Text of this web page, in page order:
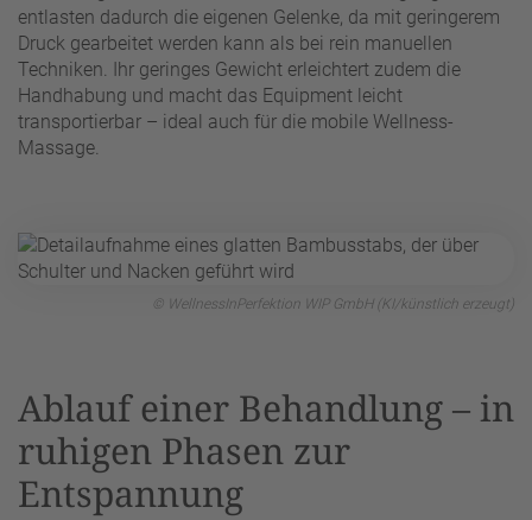
entlasten dadurch die eigenen Gelenke, da mit geringerem
Druck gearbeitet werden kann als bei rein manuellen
Techniken. Ihr geringes Gewicht erleichtert zudem die
Handhabung und macht das Equipment leicht
transportierbar – ideal auch für die mobile Wellness-
Massage.
© WellnessInPerfektion WIP GmbH (KI/künstlich erzeugt)
Ablauf einer Behandlung – in
ruhigen Phasen zur
Entspannung